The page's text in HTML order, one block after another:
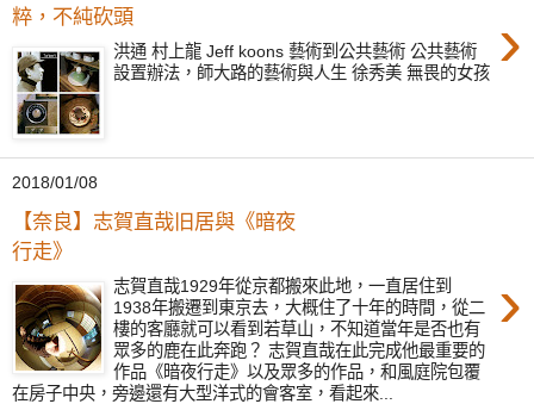
粹，不純砍頭
›
洪通 村上龍 Jeff koons 藝術到公共藝術 公共藝術
設置辦法，師大路的藝術與人生 徐秀美 無畏的女孩
2018/01/08
【奈良】志賀直哉旧居與《暗夜
行走》
›
志賀直哉1929年從京都搬來此地，一直居住到
1938年搬遷到東京去，大概住了十年的時間，從二
樓的客廳就可以看到若草山，不知道當年是否也有
眾多的鹿在此奔跑？ 志賀直哉在此完成他最重要的
作品《暗夜行走》以及眾多的作品，和風庭院包覆
在房子中央，旁邊還有大型洋式的會客室，看起來...